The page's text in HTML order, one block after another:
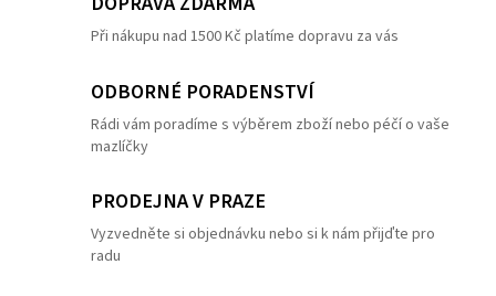
Při nákupu nad 1500 Kč platíme dopravu za vás
ODBORNÉ PORADENSTVÍ
Rádi vám poradíme s výběrem zboží nebo péčí o vaše
mazlíčky
PRODEJNA V PRAZE
Vyzvedněte si objednávku nebo si k nám přijďte pro
radu